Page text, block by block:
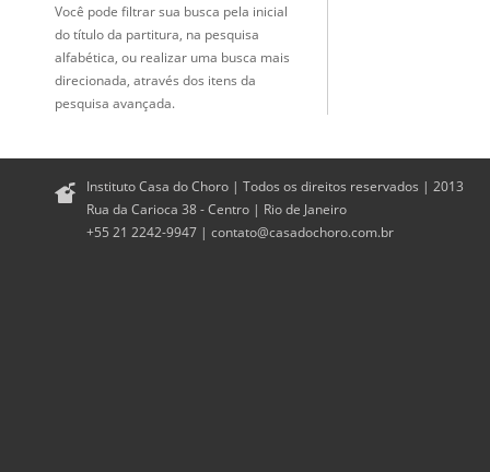
Você pode filtrar sua busca pela inicial
do título da partitura, na pesquisa
alfabética, ou realizar uma busca mais
direcionada, através dos itens da
pesquisa avançada.
Instituto Casa do Choro | Todos os direitos reservados | 2013
Rua da Carioca 38 - Centro | Rio de Janeiro
+55 21 2242-9947 | contato@casadochoro.com.br